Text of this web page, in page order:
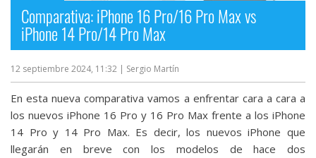
Comparativa: iPhone 16 Pro/16 Pro Max vs
iPhone 14 Pro/14 Pro Max
12 septiembre 2024, 11:32 | Sergio Martín
En esta nueva comparativa vamos a enfrentar cara a cara a
los nuevos iPhone 16 Pro y 16 Pro Max frente a los iPhone
14 Pro y 14 Pro Max. Es decir, los nuevos iPhone que
llegarán en breve con los modelos de hace dos